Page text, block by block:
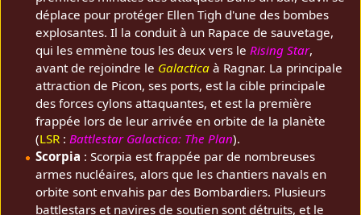
déplace pour protéger Ellen Tigh d'une des bombes
explosantes. Il la conduit à un Rapace de sauvetage,
qui les emmène tous les deux vers le Rising Star,
avant de rejoindre le Galacticaà Ragnar. La principale
attraction de Picon, ses ports, est la cible principale
des forces cylons attaquantes, et est la première
frappée lors de leur arrivée en orbite de la planète
(LSR: Battlestar Galactica: The Plan).
Scorpia : Scorpia est frappée par de nombreuses
armes nucléaires, alors que les chantiers navals en
orbite sont envahis par des Bombardiers. Plusieurs
battlestars et navires de soutien sont détruits, et le